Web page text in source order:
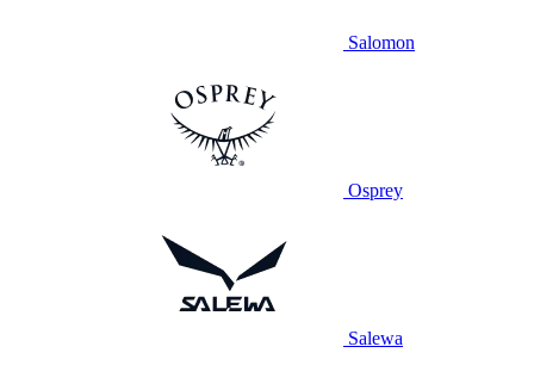
Salomon
Osprey
Salewa